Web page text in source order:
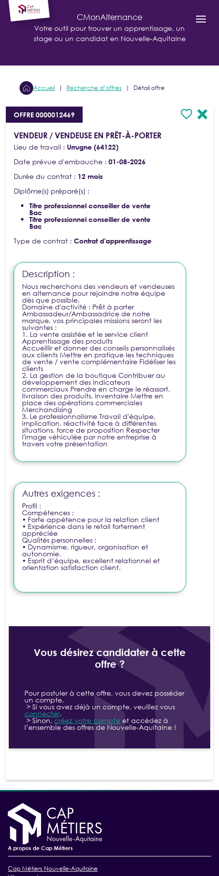
CMonAlternance
Votre outil pour trouver un apprentissage, un
stage ou un candidat en Nouvelle-Aquitaine
Accueil Recherche d’offres Détail offre
OFFRE 0000012469
VENDEUR / VENDEUSE EN PRÊT-À-PORTER
Lieu de travail : Urrugne (64122)
Date prévue d'embauche : 01-08-2026
Durée du contrat : 12 mois
Diplôme(s) préparé(s) :
Titre professionnel conseiller de vente
Bac
Titre professionnel conseiller de vente
Bac
Type de contrat : Contrat d'apprentissage
Description :
Nous recherchons des vendeurs et vendeuses
en alternance pour rejoindre notre équipe
dès que possible.
Domaine d'activité : Prêt à porter
Ambassadeur/Ambassadrice de notre
marque, vos principales missions seront les
suivantes :
1. La vente assistée et le service client
Apprentissage des produits
Accueillir et donner des conseils personnalisés
aux clients Mettre en pratique les techniques
de vente / vente complémentaire Fidéliser les
clients
2. La gestion de la boutique Contribuer au
développement des indicateurs
commerciaux Prendre en charge le réassort,
livraison des produits, inventaire Mettre en
place des opérations commerciales
Merchandising
3. Le professionnalisme Travail d'équipe,
implication, réactivité face à différentes
situations, force de proposition Respecter
l'image véhiculée par notre entreprise à
travers votre présentation
Autres exigences :
Profil :
Compétences :
• Forte appétence pour la relation client
• Expérience dans le retail fortement
appréciée
Qualités personnelles :
• Dynamisme, rigueur, organisation et
autonomie.
• Esprit d’équipe, excellent relationnel et
orientation satisfaction client.
Vous désirez candidater à cette
offre ?
Pour postuler à cette offre, vous devez posséder
un compte.
> Si vous avez déjà un compte, veuillez vous
connecter.
> Sinon,créez votre compteet accédez à
l’ensemble des offres de Nouvelle-Aquitaine !
A propos de Cap Métiers
Cap Métiers Nouvelle-Aquitaine
Cookies management panel